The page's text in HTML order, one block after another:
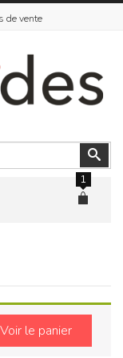
de vente
1
Voir le panier